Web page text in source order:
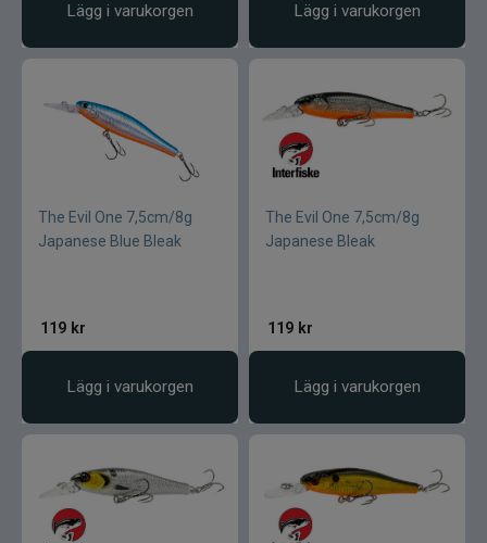
Lägg i varukorgen Lägg i varukorgen
The Evil One 7,5cm/8g
Japanese Blue Bleak
119 kr
Lägg i varukorgen
The Evil One 7,5cm/8g
Japanese Bleak
119 kr
Lägg i varukorgen